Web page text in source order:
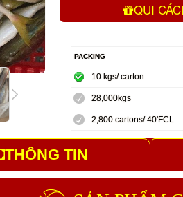
QUI
PACKING
10 kgs/ carton
28,000kgs
2,800 cartons/ 40'FCL
THÔNG TIN